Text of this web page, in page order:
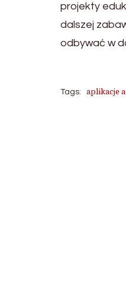
projekty
dalszej
odbywać w
Tags: aplikacje